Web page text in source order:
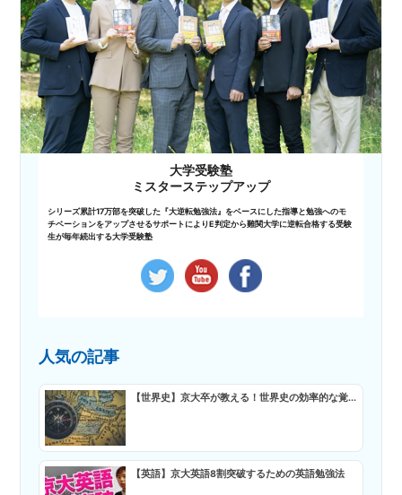
大学受験塾
ミスターステップアップ
シリーズ累計17万部を突破した『大逆転勉強法』をベースにした指導と勉強へのモ
チベーションをアップさせるサポートによりE判定から難関大学に逆転合格する受験
生が毎年続出する大学受験塾
人気の記事
【世界史】京大卒が教える！世界史の効率的な覚...
【英語】京大英語8割突破するための英語勉強法